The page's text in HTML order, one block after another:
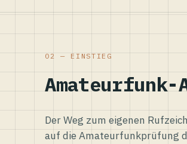
02 — EINSTIEG
Der Weg zum eigenen
auf die Amateurfunkprüfung